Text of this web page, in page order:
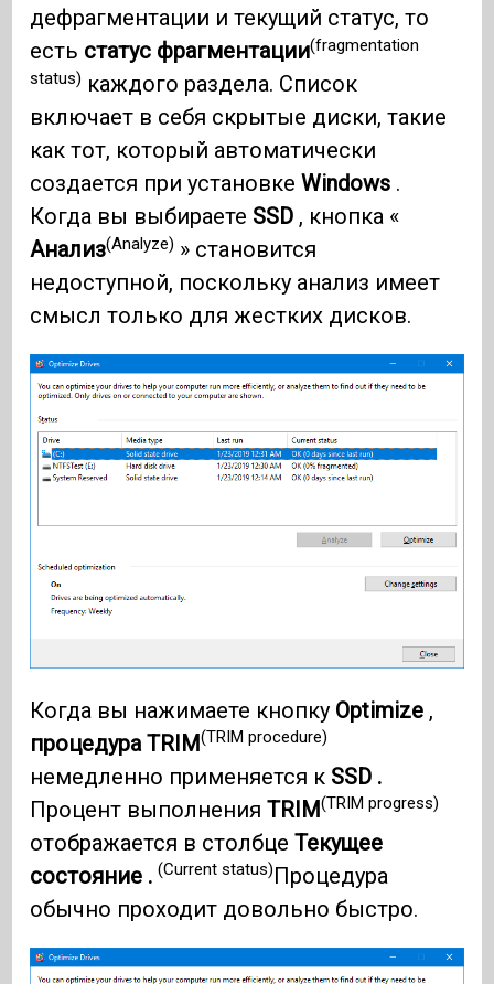
дефрагментации и текущий статус, то
есть статус фрагментации(fragmentation
status) каждого раздела. Список
включает в себя скрытые диски, такие
как тот, который автоматически
создается при установкеWindows .
Когда вы выбираете SSD , кнопка «
Анализ(Analyze) » становится
недоступной, поскольку анализ имеет
смысл только для жестких дисков.
Когда вы нажимаете кнопку Optimize ,
процедура TRIM(TRIM procedure)
немедленно применяется к SSD .
Процент выполненияTRIM(TRIM progress)
отображается в столбцеТекущее
состояние .(Current status)Процедура
обычно проходит довольно быстро.